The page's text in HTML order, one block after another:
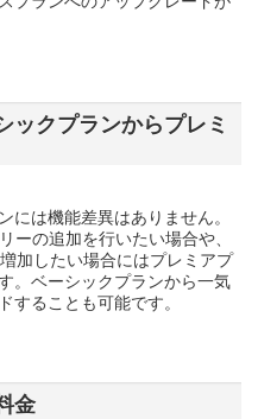
ックプランからプレミ
には機能差異はありません。
ーの追加を行いたい場合や、
加したい場合にはプレミアプ
。ベーシックプランから一気
することも可能です。
金